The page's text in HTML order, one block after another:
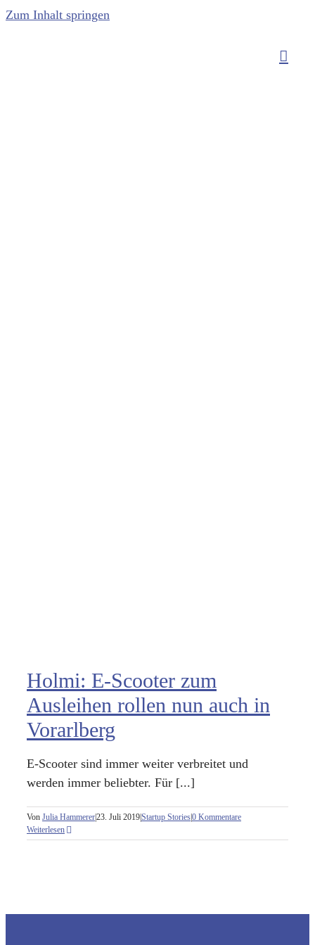
Zum Inhalt springen
Holmi: E-Scooter zum
Ausleihen rollen nun auch in
Vorarlberg
E-Scooter sind immer weiter verbreitet und
werden immer beliebter. Für [...]
Von Julia Hammerer23. Juli 2019Startup Stories0 Kommentare
Weiterlesen